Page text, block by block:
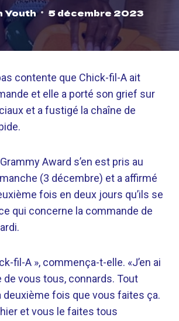
Youth 5 décembre 2023
contente que Chick-fil-A ait
et elle a porté son grief sur
et a fustigé la chaîne de
Award s’en est pris au
(3 décembre) et a affirmé
fois en deux jours qu’ils se
qui concerne la commande de
fil-A », commença-t-elle. «J’en ai
de vous tous, connards. Tout
deuxième fois que vous faites ça.
et vous le faites tous